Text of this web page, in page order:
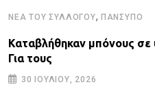
ΝΈΑ ΤΟΥ ΣΥΛΛΌΓΟΥ, ΠΑΝΣΥΠΟ
Καταβλήθηκαν μπόνους
Για τους
30 ΙΟΥΛΊΟΥ, 2026